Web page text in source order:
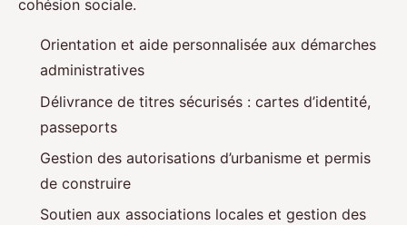
cohésion sociale.
Orientation et aide personnalisée aux démarches
administratives
Délivrance de titres sécurisés : cartes d’identité,
passeports
Gestion des autorisations d’urbanisme et permis
de construire
Soutien aux associations locales et gestion des